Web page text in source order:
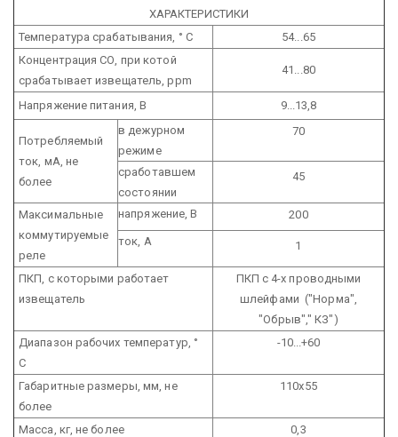
ХАРАКТЕРИСТИКИ
Температура срабатывания, ° С
54...65
Концентрация СО, при котой
срабатывает извещатель, ppm
41...80
Напряжение питания, В 9...13,8
Потребляемый
ток, мА, не
более
в дежурном
режиме
70
сработавшем
состоянии
45
Максимальные
коммутируемые
реле
напряжение, В
200
ток, А
1
ПКП, с которыми работает
извещатель
ПКП с 4-х проводными
шлейфами ("Норма",
"Обрыв"," КЗ")
Диапазон рабочих температур, °
С
-10...+60
Габаритные размеры, мм, не
более
110х55
Масса, кг, не более
0,3